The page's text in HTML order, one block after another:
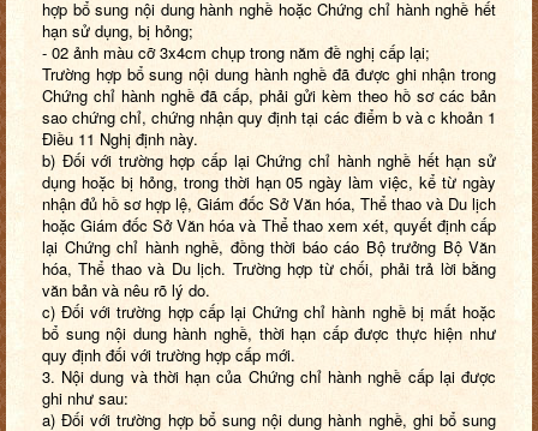
hợp bổ sung nội dung hành nghề hoặc Chứng chỉ hành nghề hết
hạn sử dụng, bị hỏng;
- 02 ảnh màu cỡ 3x4cm chụp trong năm đề nghị cấp lại;
Trường hợp bổ sung nội dung hành nghề đã được ghi nhận trong
Chứng chỉ hành nghề đã cấp, phải gửi kèm theo hồ sơ các bản
sao chứng chỉ, chứng nhận quy định tại các điểm b và c khoản 1
Điều 11 Nghị định này.
b) Đối với trường hợp cấp lại Chứng chỉ hành nghề hết hạn sử
dụng hoặc bị hỏng, trong thời hạn 05 ngày làm việc, kể từ ngày
nhận đủ hồ sơ hợp lệ, Giám đốc Sở Văn hóa, Thể thao và Du lịch
hoặc Giám đốc Sở Văn hóa và Thể thao xem xét, quyết định cấp
lại Chứng chỉ hành nghề, đồng thời báo cáo Bộ trưởng Bộ Văn
hóa, Thể thao và Du lịch. Trường hợp từ chối, phải trả lời bằng
văn bản và nêu rõ lý do.
c) Đối với trường hợp cấp lại Chứng chỉ hành nghề bị mất hoặc
bổ sung nội dung hành nghề, thời hạn cấp được thực hiện như
quy định đối với trường hợp cấp mới.
3. Nội dung và thời hạn của Chứng chỉ hành nghề cấp lại được
ghi như sau:
a) Đối với trường hợp bổ sung nội dung hành nghề, ghi bổ sung